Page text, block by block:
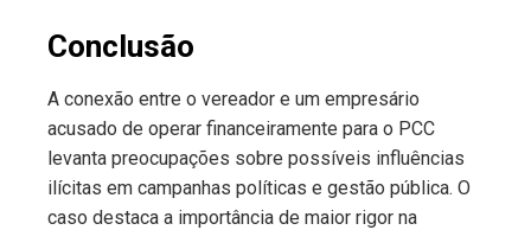
Conclusão
A conexão entre o vereador e um empresário
acusado de operar financeiramente para o PCC
levanta preocupações sobre possíveis influências
ilícitas em campanhas políticas e gestão pública. O
caso destaca a importância de maior rigor na